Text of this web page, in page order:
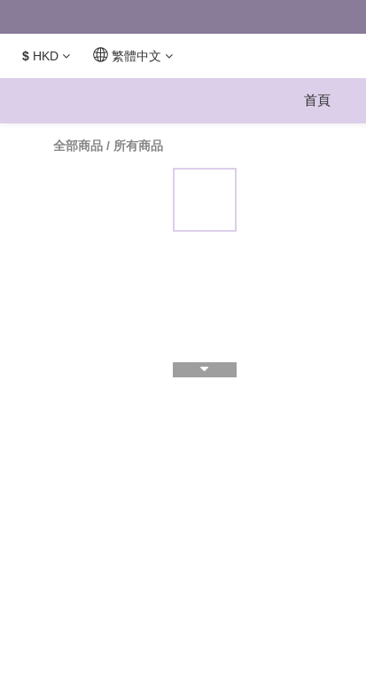
$ HKD 繁體中文
首頁
全部商品 / 所有商品